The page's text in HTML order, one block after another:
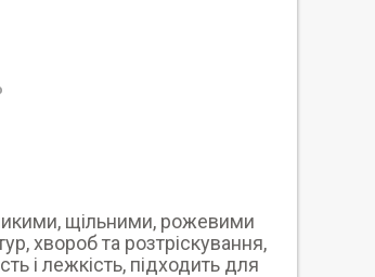
щільними, рожевими
хвороб та розтріскування,
і лежкість, підходить для